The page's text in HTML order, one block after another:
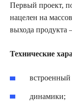
Первый проект,
нацелен на
выхода продукта
Технические
динамики;